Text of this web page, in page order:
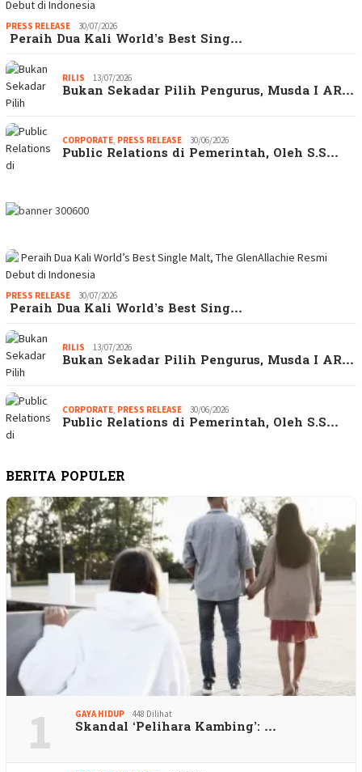
PRESS RELEASE 30/07/2026
Peraih Dua Kali World’s Best Sing…
RILIS 13/07/2026
Bukan Sekadar Pilih Pengurus, Musda I AR…
CORPORATE, PRESS RELEASE 30/06/2026
Public Relations di Pemerintah, Oleh S.S…
PRESS RELEASE 30/07/2026
Peraih Dua Kali World’s Best Sing…
RILIS 13/07/2026
Bukan Sekadar Pilih Pengurus, Musda I AR…
CORPORATE, PRESS RELEASE 30/06/2026
Public Relations di Pemerintah, Oleh S.S…
BERITA POPULER
1 GAYA HIDUP 448 Dilihat
Skandal ‘Pelihara Kambing’: …